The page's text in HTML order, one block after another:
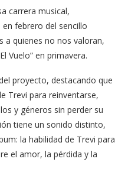
carrera musical,
febrero del sencillo
a quienes no nos valoran,
Vuelo” en primavera.
proyecto, destacando que
Trevi para reinventarse,
y géneros sin perder su
tiene un sonido distinto,
la habilidad de Trevi para
el amor, la pérdida y la